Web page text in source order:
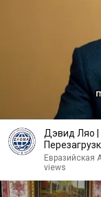
Дэвид Ляо | Ментальная арифметика.
Евразийская
views